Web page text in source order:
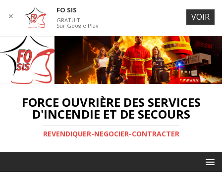
FORCE OUVRIÈRE DES SERVICES
D'INCENDIE ET DE SECOURS
REVENDIQUER-NEGOCIER-CONTRACTER
✕
FO SIS
GRATUIT
Sur Google Play
VOIR